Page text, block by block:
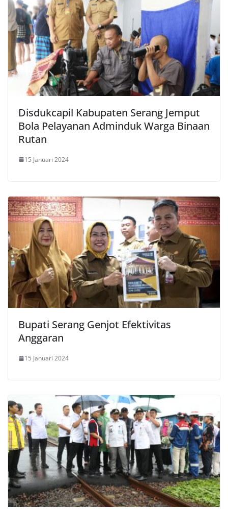
Disdukcapil Kabupaten Serang Jemput
Bola Pelayanan Adminduk Warga Binaan
Rutan
15 Januari 2024
Bupati Serang Genjot Efektivitas
Anggaran
15 Januari 2024